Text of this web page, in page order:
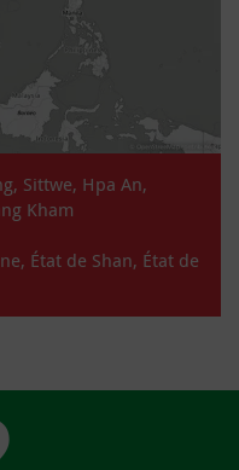
Sittwe, Hpa An,
Kham
État de Shan, État de